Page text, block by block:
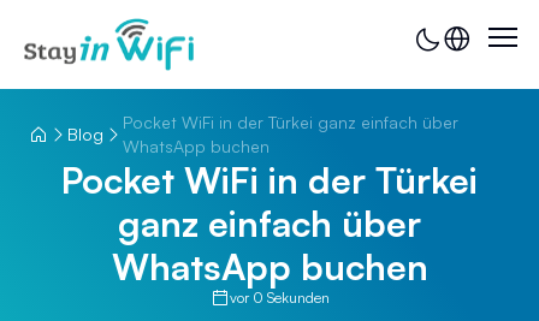
Blog
Pocket WiFi in der Türkei ganz einfach über
WhatsApp buchen
Pocket WiFi in der Türkei
ganz einfach über
WhatsApp buchen
vor 0 Sekunden